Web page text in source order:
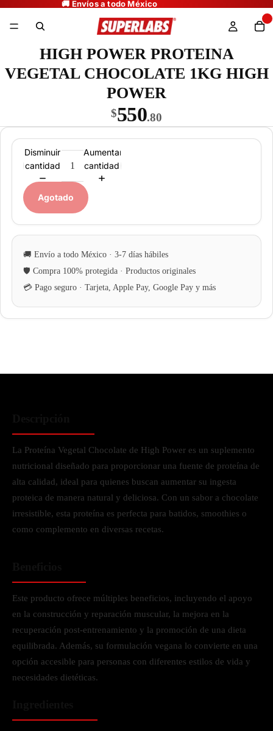
HIGH POWER PROTEINA
VEGETAL CHOCOLATE 1KG HIGH
POWER
$550.80
Disminuir
cantidad
Aumentar
cantidad
Agotado
La Proteína Vegetal Chocolate de High Power es un suplemento
nutricional diseñado para proporcionar una fuente de proteína de
alta calidad, ideal para quienes buscan aumentar su ingesta
proteica de manera natural y deliciosa. Con un sabor a chocolate
irresistible, esta proteína es perfecta para batidos, smoothies o
como complemento en diversas recetas.
Este producto ofrece múltiples beneficios, incluyendo el apoyo
en la construcción y reparación muscular, la mejora en la
recuperación post-entrenamiento y la promoción de una dieta
equilibrada. Además, su formulación vegana lo convierte en una
opción accesible para personas con diferentes estilos de vida y
necesidades dietéticas.